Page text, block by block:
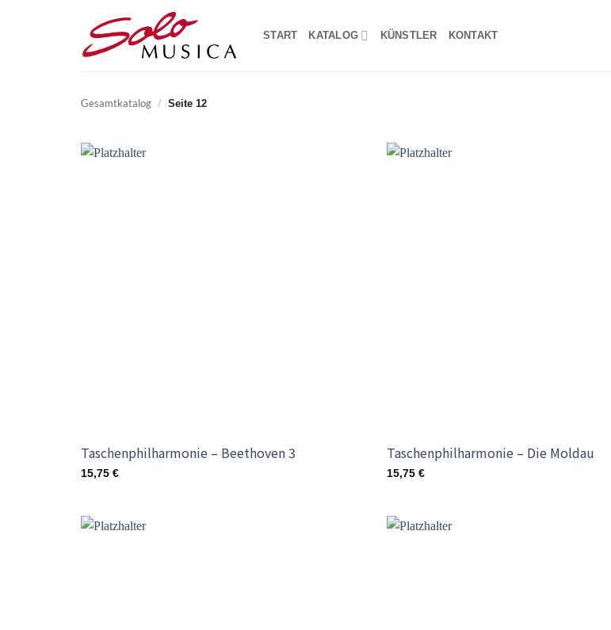
START KATALOG KÜNSTLER KONTAKT
Gesamtkatalog / Seite 12
Taschenphilharmonie – Beethoven 3
15,75 €
Taschenphilharmonie – Die Moldau
15,75€